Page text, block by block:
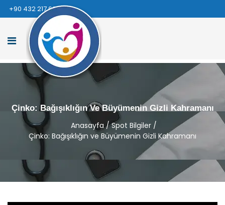
+90 432 217 66 66
Çinko: Bağışıklığın Ve Büyümenin Gizli Kahramanı
Anasayfa / Spot Bilgiler /
Çinko: Bağışıklığın ve Büyümenin Gizli Kahramanı